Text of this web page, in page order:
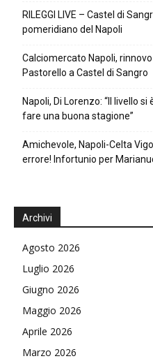
RILEGGI LIVE – Castel di
pomeridiano del Napoli
Calciomercato Napoli,
Pastorello a Castel di Sangro
Napoli, Di Lorenzo: “Il livello
fare una buona stagione”
Amichevole, Napoli-Celta
errore! Infortunio per
Archivi
Agosto 2026
Luglio 2026
Giugno 2026
Maggio 2026
Aprile 2026
Marzo 2026